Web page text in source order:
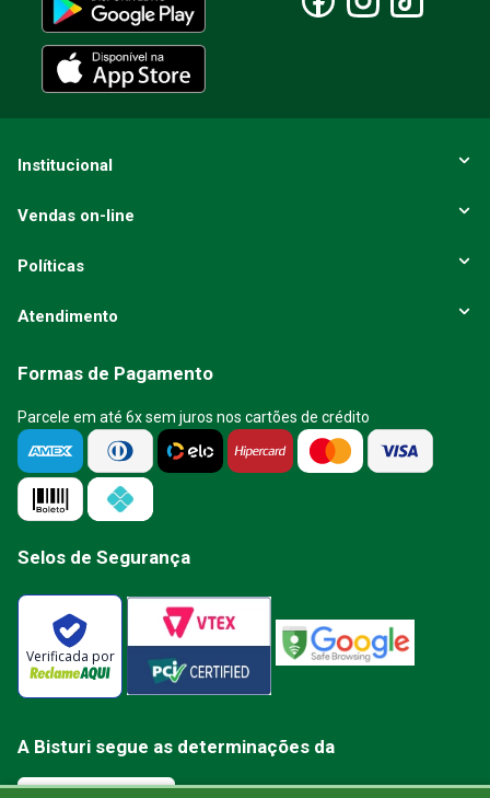
Institucional
Vendas on-line
Políticas
Atendimento
Formas de Pagamento
Parcele em até 6x sem juros nos cartões de crédito
Selos de Segurança
Verificada por
A Bisturi segue as determinações da